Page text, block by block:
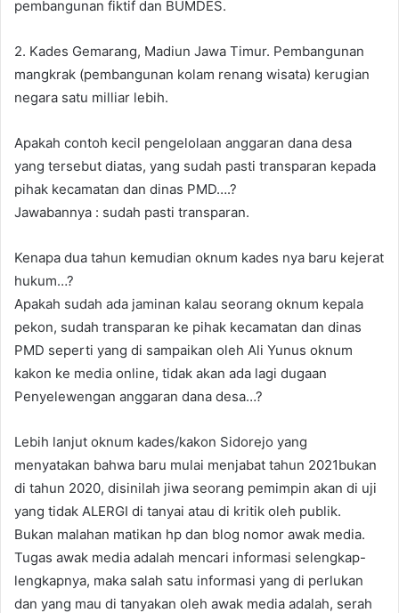
pembangunan fiktif dan BUMDES.
2. Kades Gemarang, Madiun Jawa Timur. Pembangunan
mangkrak (pembangunan kolam renang wisata) kerugian
negara satu milliar lebih.
Apakah contoh kecil pengelolaan anggaran dana desa
yang tersebut diatas, yang sudah pasti transparan kepada
pihak kecamatan dan dinas PMD….?
Jawabannya : sudah pasti transparan.
Kenapa dua tahun kemudian oknum kades nya baru kejerat
hukum…?
Apakah sudah ada jaminan kalau seorang oknum kepala
pekon, sudah transparan ke pihak kecamatan dan dinas
PMD seperti yang di sampaikan oleh Ali Yunus oknum
kakon ke media online, tidak akan ada lagi dugaan
Penyelewengan anggaran dana desa…?
Lebih lanjut oknum kades/kakon Sidorejo yang
menyatakan bahwa baru mulai menjabat tahun 2021bukan
di tahun 2020, disinilah jiwa seorang pemimpin akan di uji
yang tidak ALERGI di tanyai atau di kritik oleh publik.
Bukan malahan matikan hp dan blog nomor awak media.
Tugas awak media adalah mencari informasi selengkap-
lengkapnya, maka salah satu informasi yang di perlukan
dan yang mau di tanyakan oleh awak media adalah, serah